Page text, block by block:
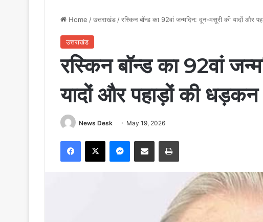
Home /उत्तराखंड /रस्किन बॉन्ड का 92वां जन्मदिन: दून-मसूरी की यादों और
उत्तराखंड
रस्किन बॉन्ड का 92वां
यादों और पहाड़ों की
News Desk May 19, 2026
Facebook
X Messenger
Share via Email Print